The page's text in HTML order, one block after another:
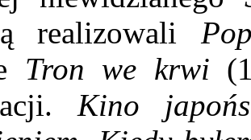
realizowali
Tron we krwi
Kino